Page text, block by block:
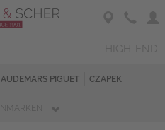
AUDEMARS PIGUET CZAPEK